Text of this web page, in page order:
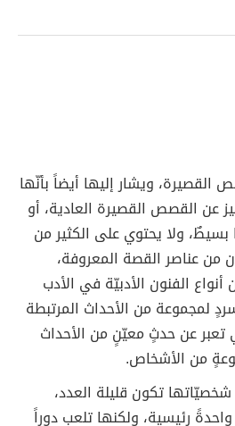
ويشار إليها أيضاً بأنّها
عن القصص القصيرة العادية، أو
ولا يحتوي على الكثير من
من عناصر القصة المعروفة،
الفنون الأدبيّة في الأدب
لمجموعة من الأحداث المرتبطة
عن حدثٍ معيّنٍ من الأحداث
من الأشخاص.
تكون قليلة العدد،
رئيسية، ولكنها تلعب دوراً